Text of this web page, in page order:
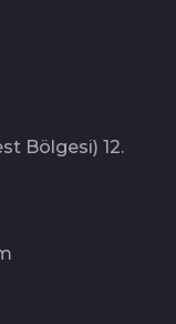
Bölgesi) 12.⁠